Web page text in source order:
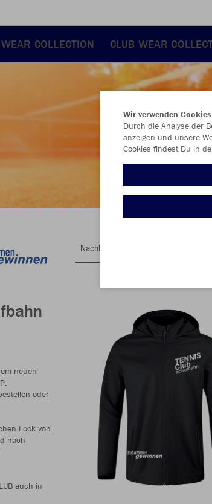
COLLECTION CLUB WEAR
neuen
oder
Look von
nach
auch in
Nachhaltig
Wir verwenden Cookies
Durch die Analyse der
anzeigen und unsere
Cookies findest Du in